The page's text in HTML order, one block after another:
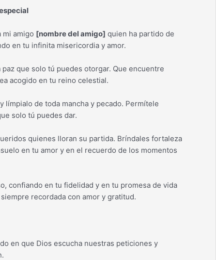
mi amigo [nombre del amigo] quien ha partido de
en tu infinita misericordia y amor.
que solo tú puedes otorgar. Que encuentre
acogido en tu reino celestial.
límpialo de toda mancha y pecado. Permítele
solo tú puedes dar.
quienes lloran su partida. Bríndales fortaleza
en tu amor y en el recuerdo de los momentos
confiando en tu fidelidad y en tu promesa de vida
recordada con amor y gratitud.
en que Dios escucha nuestras peticiones y